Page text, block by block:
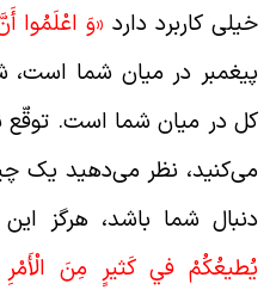
کاربرد دارد«وَ اعْلَمُوا
در میان شما است،
در میان شما است. توقّع
نظر می‌دهید یک
شما باشد، هرگز این
في‏ كَثيرٍ مِنَ الْأَمْرِ